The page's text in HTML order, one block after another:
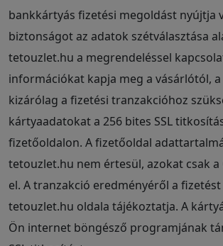
bankkártyás fizetési megoldást nyújtja
biztonságot az adatok szétválasztása
tetouzlet.hu a megrendeléssel
információkat kapja meg a vásárlótól, a
kizárólag a fizetési tranzakcióhoz
kártyaadatokat a 256 bites SSL
fizetőoldalon. A fizetőoldal
tetouzlet.hu nem értesül, azokat csak a
el. A tranzakció eredményéről a
tetouzlet.hu oldala tájékoztatja. A
Ön internet böngésző programjának